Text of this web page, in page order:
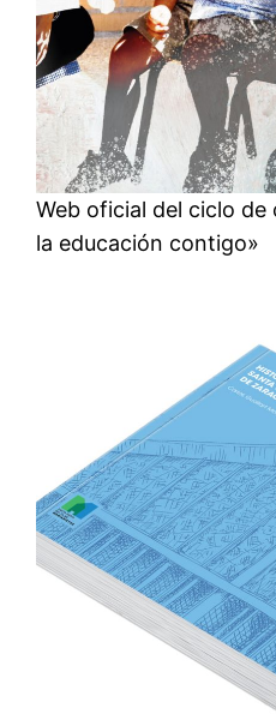
Web oficial del ciclo
la educación contigo»